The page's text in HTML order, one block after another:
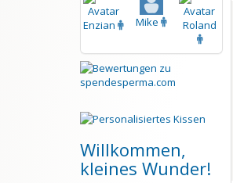
Enzian Mike Roland
Willkommen,
kleines Wunder!